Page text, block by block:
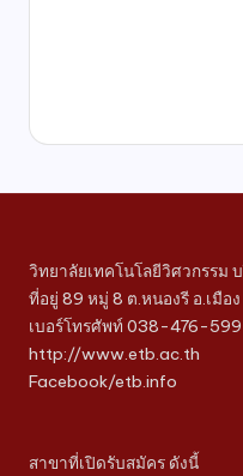
วิทยาลัยเทคโนโลยีวิศวกรรม
ที่อยู่ 89 หมู่ 8 ต.หนองรี อ.เมื
เบอร์โทรศัพท์ 038-476-599
http://www.etb.ac.th
Facebook/etb.info
สาขาที่เปิดรับสมัคร ดังนี้